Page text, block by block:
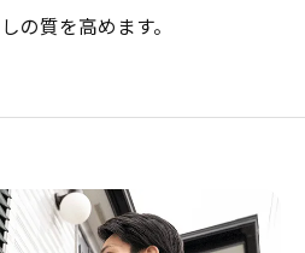
の質を高めます。